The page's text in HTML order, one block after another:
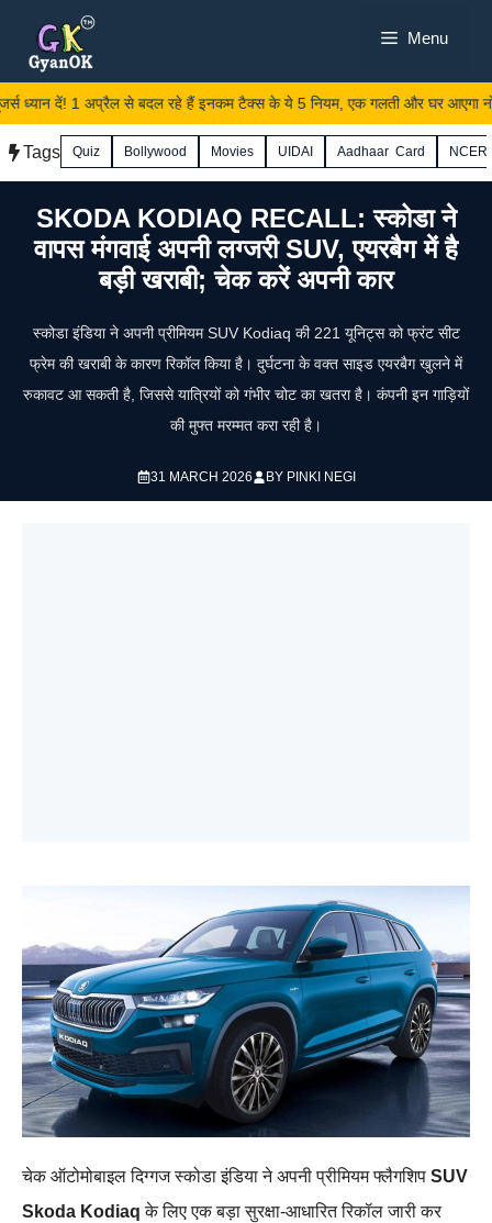
content
Menu
ध्यान दें! 1 अप्रैल से बदल रहे हैं इनकम टैक्स के ये 5 नियम, एक गलती और घर आएगा
Tags Quiz Bollywood Movies UIDAI Aadhaar Card
SKODA KODIAQ RECALL: स्कोडा ने
वापस मंगवाई अपनी लग्जरी SUV, एयरबैग में है
बड़ी खराबी; चेक करें अपनी कार
स्कोडा इंडिया ने अपनी प्रीमियम SUV Kodiaq की 221 यूनिट्स को फ्रंट सीट
फ्रेम की खराबी के कारण रिकॉल किया है। दुर्घटना के वक्त साइड एयरबैग खुलने में
रुकावट आ सकती है, जिससे यात्रियों को गंभीर चोट का खतरा है। कंपनी इन गाड़ियों
की मुफ्त मरम्मत करा रही है।
31 MARCH 2026 BY PINKI NEGI
चेक ऑटोमोबाइल दिग्गज स्कोडा इंडिया ने अपनी प्रीमियम फ्लैगशिप SUV
Skoda Kodiaq के लिए एक बड़ा सुरक्षा‑आधारित रिकॉल जारी कर